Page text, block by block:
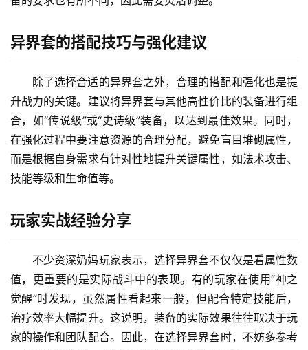
异界套的搭配技巧与强化建议
除了选择合适的异界套之外，合理的搭配和强化也是提
升战力的关键。建议将异界套与其他高性价比的装备进行组
合，如“传说级”或“史诗级”装备，以达到最佳效果。同时，
在强化过程中要注意资源的合理分配，避免盲目堆砌属性，
而是根据自身需求有针对性地提升关键属性，如法术攻击、
技能等级和生命值等。
玩家实战经验分享
不少资深奶妈玩家表示，选择异界套不仅仅是看属性数
值，更重要的是实际战斗中的表现。有的玩家在使用“神之
觉醒”时发现，虽然属性看起来一般，但配合特定技能后，
治疗效率大幅提升。这说明，装备的实际效果往往取决于玩
家的操作和团队配合。因此，在选择异界套时，不妨多参考